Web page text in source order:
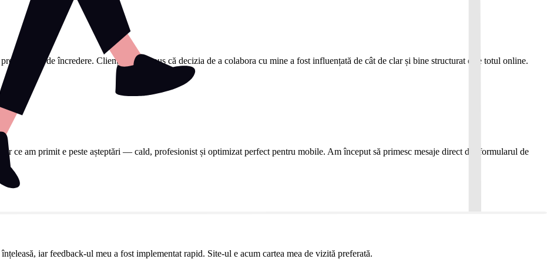
de încredere. Clienții mi-au spus că decizia de a colabora cu mine a fost influențată de cât de clar și bine structurat este totul online.
ce am primit e peste așteptări — cald, profesionist și optimizat perfect pentru mobile. Am început să primesc mesaje direct din formularul de
iar feedback-ul meu a fost implementat rapid. Site-ul e acum cartea mea de vizită preferată.